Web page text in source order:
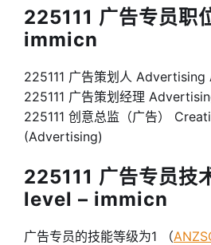
225111 广告专员职
immicn
225111 广告策划人
225111 广告策划经理
225111 创意总监（广告）
(Advertising)
225111 广告专员技
level – immicn
广告专员的技能等级为1 （